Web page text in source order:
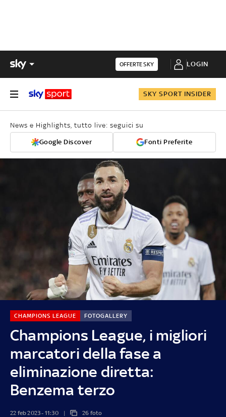
OFFERTE SKY LOGIN
SKY SPORT INSIDER
News e Highlights, tutto live: seguici su
Google Discover Fonti Preferite
Champions League, i migliori
marcatori della fase a
eliminazione diretta:
Benzema terzo
CHAMPIONS LEAGUE FOTOGALLERY
22 feb 2023 - 11:30 26 foto